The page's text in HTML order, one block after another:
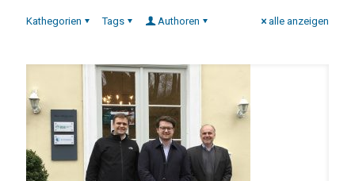
Kathegorien Tags Authoren alle anzeigen